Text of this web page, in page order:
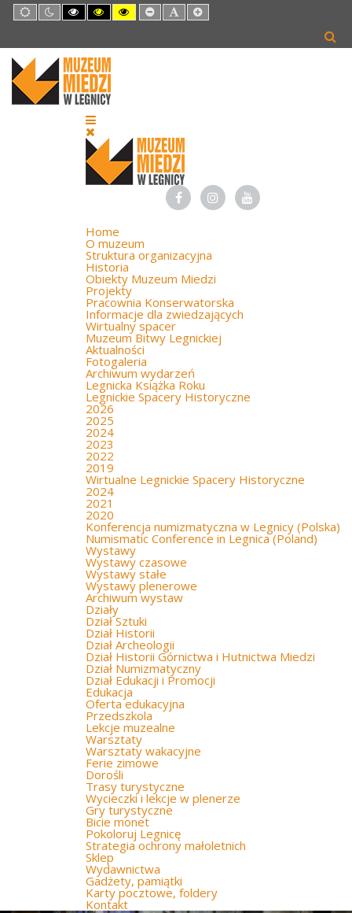
Default
mode
Night
mode
High
Contrast
mode
High
Contrast
mode
High
Contrast
mode
Set
Smaller
Set
Default
Set
Larger
Home
O muzeum
Struktura organizacyjna
Historia
Obiekty Muzeum Miedzi
Projekty
Pracownia Konserwatorska
Informacje dla zwiedzających
Wirtualny spacer
Muzeum Bitwy Legnickiej
Aktualności
Fotogaleria
Archiwum wydarzeń
Legnicka Książka Roku
Legnickie Spacery Historyczne
2026
2025
2024
2023
2022
2019
Wirtualne Legnickie Spacery Historyczne
2024
2021
2020
Konferencja numizmatyczna w Legnicy (Polska)
Numismatic Conference in Legnica (Poland)
Wystawy
Wystawy czasowe
Wystawy stałe
Wystawy plenerowe
Archiwum wystaw
Działy
Dział Sztuki
Dział Historii
Dział Archeologii
Dział Historii Górnictwa i Hutnictwa Miedzi
Dział Numizmatyczny
Dział Edukacji i Promocji
Edukacja
Oferta edukacyjna
Przedszkola
Lekcje muzealne
Warsztaty
Warsztaty wakacyjne
Ferie zimowe
Dorośli
Trasy turystyczne
Wycieczki i lekcje w plenerze
Gry turystyczne
Bicie monet
Pokoloruj Legnicę
Strategia ochrony małoletnich
Sklep
Wydawnictwa
Gadżety, pamiątki
Karty pocztowe, foldery
Kontakt